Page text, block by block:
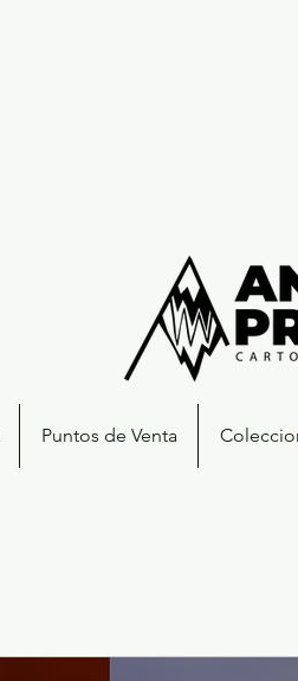
Puntos de Venta